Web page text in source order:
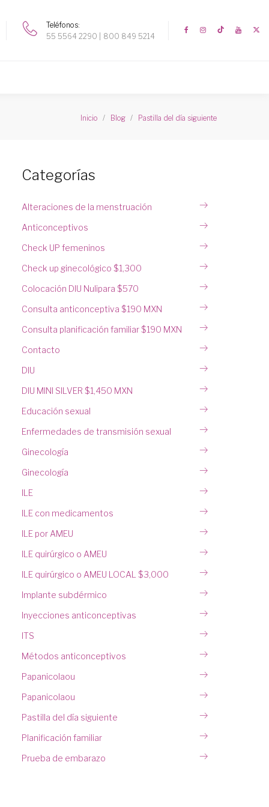
Teléfonos
55 5564 2290
800 849 5214
Inicio Blog Pastilla del día siguiente
Categorías
Alteraciones de la menstruación
Anticonceptivos
Check UP femeninos
Check up ginecológico $1,300
Colocación DIU Nulipara $570
Consulta anticonceptiva $190 MXN
Consulta planificación familiar $190 MXN
Contacto
DIU
DIU MINI SILVER $1,450 MXN
Educación sexual
Enfermedades de transmisión sexual
Ginecología
Ginecología
ILE
ILE con medicamentos
ILE por AMEU
ILE quirúrgico o AMEU
ILE quirúrgico o AMEU LOCAL $3,000
Implante subdérmico
Inyecciones anticonceptivas
ITS
Métodos anticonceptivos
Papanicolaou
Papanicolaou
Pastilla del día siguiente
Planificación familiar
Prueba de embarazo